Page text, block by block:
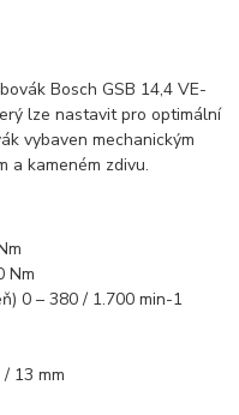
Bosch GSB 14,4 VE-
lze nastavit pro optimální
vybaven mechanickým
a kameném zdivu.
Nm
0 – 380 / 1.700 min-1
13 mm